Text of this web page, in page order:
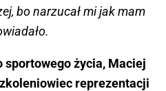
bo narzucał mi jak mam
sportowego życia, Maciej
reprezentacji